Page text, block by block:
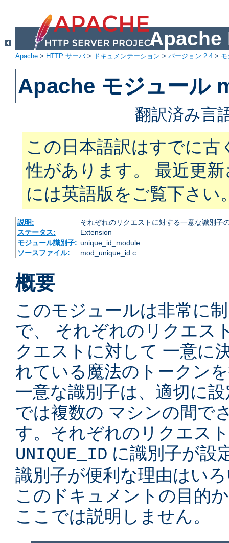
Apache
Apache > HTTP サーバ> ドキュメンテーション > バージョン 2.4 >
Apache モジュール
翻訳済み言
この日本語訳はすでに古
性があります。 最近更
には英語版をご覧下さい
説明:
それぞれのリクエストに対する一意な識別子
ステータス:
Extension
モジュール識別子: unique_id_module
ソースファイル:
mod_unique_id.c
概要
このモジュールは非常に
で、 それぞれのリクエス
クエストに対して 一意に
れている魔法のトークン
一意な識別子は、適切に
では複数の マシンの間で
す。それぞれのリクエス
UNIQUE_ID に識別子が設
識別子が便利な理由はい
このドキュメントの目的
ここでは説明しません。